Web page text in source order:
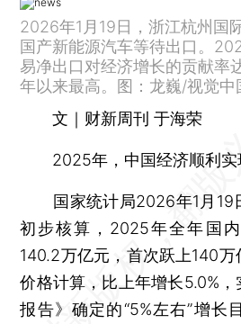
2026年1月19日，浙江杭州国
国产新能源汽车等待出口。
易净出口对经济增长的贡献率
年以来最高。图：龙巍/视觉中
文｜财新周刊 于海荣
2025年，中国经济顺利实
国家统计局2026年1月19
初步核算，2025年全年国内
140.2万亿元，首次跃上140
价格计算，比上年增长5.0%
报告》确定的“5%左右”增长